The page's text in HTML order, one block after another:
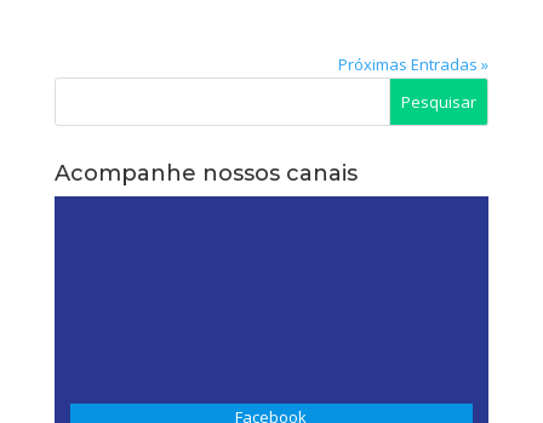
Próximas Entradas »
Pesquisar
Acompanhe nossos canais
Facebook